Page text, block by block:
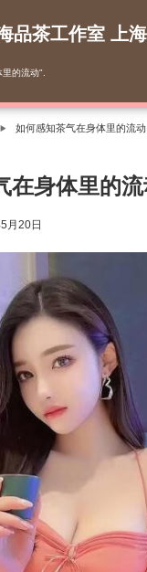
品茶工作室 上
的流动".
如何感知茶气在身体里的流动
在身体里的
月20日